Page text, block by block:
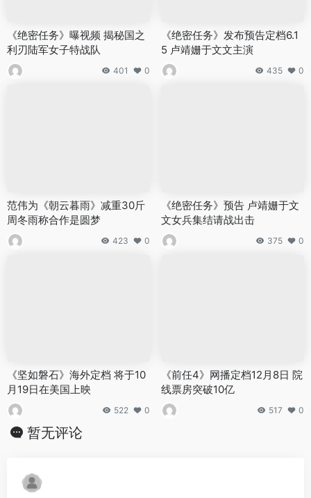
《绝密任务》曝视频 揭秘国之
利刃陆军女子特战队
401 0
《绝密任务》发布预告定档6.1
5 卢靖姗于文文主演
435 0
范伟为《朝云暮雨》减重30斤
周冬雨称合作是圆梦
423 0
《绝密任务》预告 卢靖姗于文
文女兵集结请战出击
375 0
《坚如磐石》海外定档 将于10
月19日在美国上映
522 0
《前任4》网播定档12月8日 院
线票房突破10亿
517 0
暂无评论